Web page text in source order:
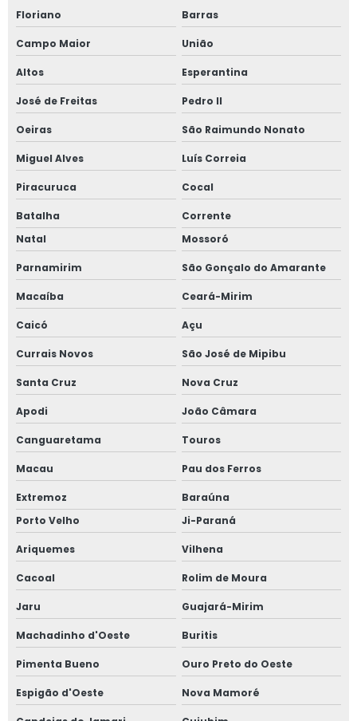
Floriano Barras
Campo Maior União
Altos Esperantina
José de Freitas Pedro II
Oeiras São Raimundo Nonato
Miguel Alves Luís Correia
Piracuruca Cocal
Batalha
Corrente
Natal
Mossoró
Parnamirim São Gonçalo do Amarante
Macaíba Ceará-Mirim
Caicó Açu
Currais Novos São José de Mipibu
Santa Cruz Nova Cruz
Apodi João Câmara
Canguaretama Touros
Macau Pau dos Ferros
Extremoz
Baraúna
Porto Velho
Ji-Paraná
Ariquemes Vilhena
Cacoal Rolim de Moura
Jaru Guajará-Mirim
Machadinho d'Oeste Buritis
Pimenta Bueno Ouro Preto do Oeste
Espigão d'Oeste Nova Mamoré